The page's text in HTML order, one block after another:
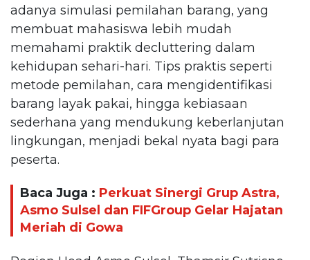
adanya simulasi pemilahan barang, yang
membuat mahasiswa lebih mudah
memahami praktik decluttering dalam
kehidupan sehari-hari. Tips praktis seperti
metode pemilahan, cara mengidentifikasi
barang layak pakai, hingga kebiasaan
sederhana yang mendukung keberlanjutan
lingkungan, menjadi bekal nyata bagi para
peserta.
Baca Juga : Perkuat Sinergi Grup Astra,
Asmo Sulsel dan FIFGroup Gelar Hajatan
Meriah di Gowa